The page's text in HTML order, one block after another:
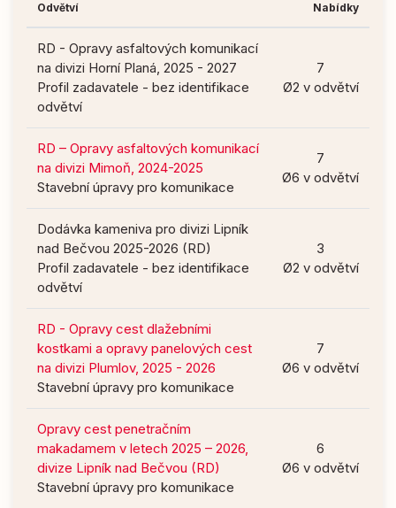
Odvětví
Nabídky
RD - Opravy asfaltových komunikací
na divizi Horní Planá, 2025 - 2027
Profil zadavatele - bez identifikace
odvětví
7
Ø2 v odvětví
RD – Opravy asfaltových komunikací
na divizi Mimoň, 2024-2025
Stavební úpravy pro komunikace
7
Ø6 v odvětví
Dodávka kameniva pro divizi Lipník
nad Bečvou 2025-2026 (RD)
Profil zadavatele - bez identifikace
odvětví
3
Ø2 v odvětví
RD - Opravy cest dlažebními
kostkami a opravy panelových cest
na divizi Plumlov, 2025 - 2026
Stavební úpravy pro komunikace
7
Ø6 v odvětví
Opravy cest penetračním
makadamem v letech 2025 – 2026,
divize Lipník nad Bečvou (RD)
Stavební úpravy pro komunikace
6
Ø6 v odvětví